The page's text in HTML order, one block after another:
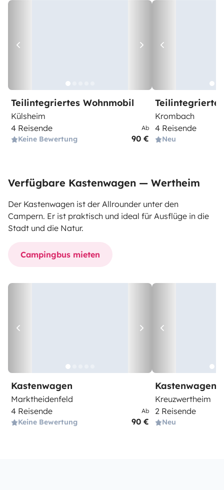
Teilintegriertes Wohnmobil
Külsheim
4 Reisende
Keine Bewertung
Ab
90 €
Krombach
4 Reisende
Neu
Verfügbare Kastenwagen — Wertheim
Der Kastenwagen ist der Allrounder unter den
Campern. Er ist praktisch und ideal für Ausflüge in die
Stadt und die Natur.
Campingbus mieten
Kastenwagen
Marktheidenfeld
4 Reisende
Keine Bewertung
Ab
90 €
Kastenwagen
Kreuzwertheim
2 Reisende
Neu